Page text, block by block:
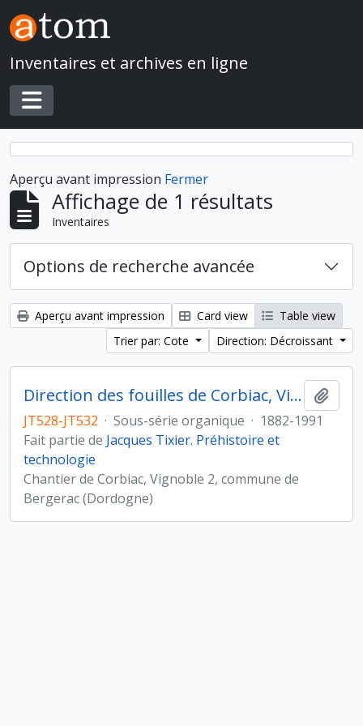
Skip to main content
Inventaires et archives en ligne
Toggle navigation
Aperçu avant impression Fermer
Affichage de 1 résultats
Inventaires
Options de recherche avancée
Aperçu avant impression Card view
Table view
Trier par: Cote
Direction: Décroissant
Direction des fouilles de Corbiac, Vignoble 2, commune de Bergerac (Dordogne)
JT528-JT532 · Sous-série organique · 1882-1991
Fait partie de Jacques Tixier. Préhistoire et
technologie
Chantier de Corbiac, Vignoble 2, commune de
Bergerac (Dordogne)